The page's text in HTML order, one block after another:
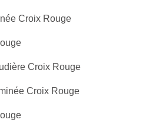
Croix Rouge
Croix Rouge
Croix Rouge